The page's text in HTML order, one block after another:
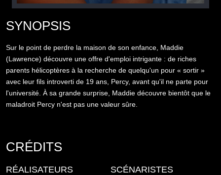
SYNOPSIS
Sur le point de perdre la maison de son enfance, Maddie
(Lawrence) découvre une offre d'emploi intrigante : de riches
parents hélicoptères à la recherche de quelqu'un pour « sortir »
avec leur fils introverti de 19 ans, Percy, avant qu'il ne parte pour
l'université. À sa grande surprise, Maddie découvre bientôt que le
maladroit Percy n'est pas une valeur sûre.
CRÉDITS
RÉALISATEURS SCÉNARISTES